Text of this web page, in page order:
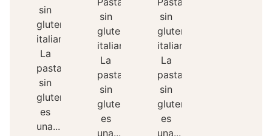
sin
gluten
italiana
La
pasta
sin
gluten
es
una...
sin
gluten
italiana
La
pasta
sin
gluten
es
una...
sin
gluten
italiana
La
pasta
sin
gluten
es
una...